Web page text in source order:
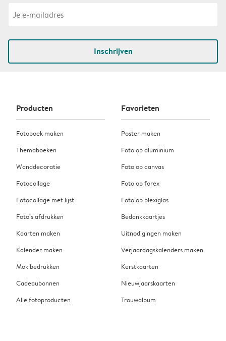
Inschrijven
Producten
Fotoboek maken
Themaboeken
Wanddecoratie
Fotocollage
Fotocollage met lijst
Foto’s afdrukken
Kaarten maken
Kalender maken
Mok bedrukken
Cadeaubonnen
Alle fotoproducten
Favorieten
Poster maken
Foto op aluminium
Foto op canvas
Foto op forex
Foto op plexiglas
Bedankkaartjes
Uitnodigingen maken
Verjaardagskalenders maken
Kerstkaarten
Nieuwjaarskaarten
Trouwalbum